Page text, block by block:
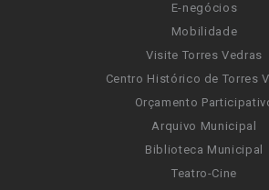
E-negócios
Mobilidade
Visite Torres Vedras
Centro Histórico de Torres
Orçamento
Arquivo Municipal
Biblioteca Municipal
Teatro-Cine